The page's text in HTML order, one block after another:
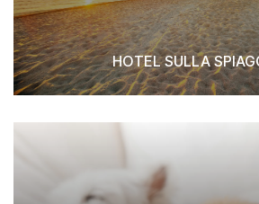
HOTEL SULLA